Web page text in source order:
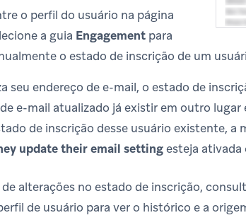
o perfil do usuário na página
a guia Engagement para
o estado de inscrição de um
seu endereço de e-mail, o estado de
e-mail atualizado já existir em outro
de inscrição desse usuário existente, a
update their email settingesteja ativada
alterações no estado de inscrição,
de usuário para ver o histórico e a